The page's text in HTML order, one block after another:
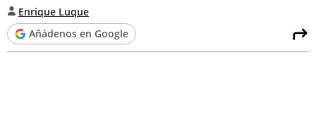
Enrique Luque
Añádenos en Google